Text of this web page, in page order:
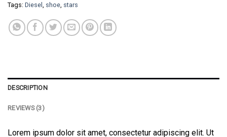
Tags: Diesel shoe stars
DESCRIPTION
REVIEWS (3)
Lorem ipsum dolor sit amet, consectetur adipiscing elit. Ut